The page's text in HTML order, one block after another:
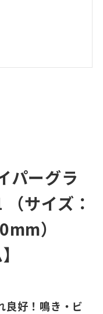
パーグラ
サイズ：
）
良好！鳴き・ビ